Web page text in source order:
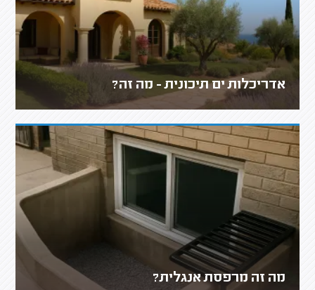
אדריכלות ים תיכונית - מה זה?
מה זה מרפסת אנגלית?